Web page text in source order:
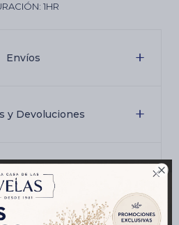

1HR
Envíos
y Devoluciones
de pago